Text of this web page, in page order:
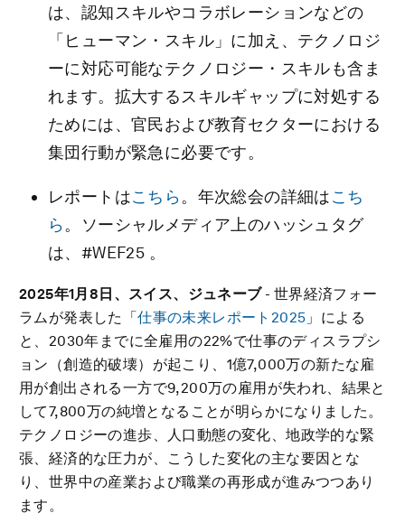
は、認知スキルやコラボレーションなどの
「ヒューマン・スキル」に加え、テクノロジ
ーに対応可能なテクノロジー・スキルも含ま
れます。拡大するスキルギャップに対処する
ためには、官民および教育セクターにおける
集団行動が緊急に必要です。
レポートはこちら。年次総会の詳細はこち
ら。ソーシャルメディア上のハッシュタグ
は、#WEF25 。
2025年1月 8 日、スイス、ジュネーブ- 世界経済フォー
ラムが発表した「仕事の未来レポート2025 」による
と、2030年までに全雇用の22%で仕事のディスラプシ
ョン（創造的破壊）が起こり、1億7,000万の新たな雇
用が創出される一方で9,200万の雇用が失われ、結果と
して7,800万の純増となることが明らかになりました。
テクノロジーの進歩、人口動態の変化、地政学的な緊
張、経済的な圧力が、こうした変化の主な要因とな
り、世界中の産業および職業の再形成が進みつつあり
ます。